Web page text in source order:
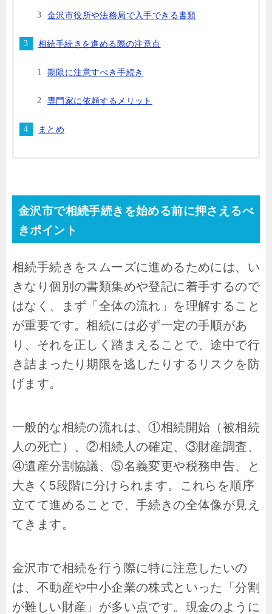
金沢市役所や法務局で入手できる書類
相続手続きを進める際の注意点
期限に注意すべき手続き
専門家に依頼するメリット
まとめ
金沢市で相続手続きを始める前に押さえるべ
きポイント
相続手続きをスムーズに進めるためには、い
きなり個別の書類集めや登記に着手するので
はなく、まず「全体の流れ」を理解すること
が重要です。相続には必ず一定の手順があ
り、それを正しく踏まえることで、途中で行
き詰まったり期限を逃したりするリスクを防
げます。
一般的な相続の流れは、①相続開始（被相続
人の死亡）、②相続人の確定、③財産調査、
④遺産分割協議、⑤名義変更や税務申告、と
大きく5段階に分けられます。これらを順序
立てて進めることで、手続きの全体像が見え
てきます。
金沢市で相続を行う際に特に注意したいの
は、不動産や中小企業の株式といった「分割
が難しい財産」が多い点です。現金のように